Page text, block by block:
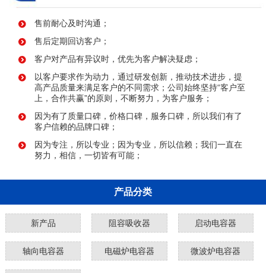
售前耐心及时沟通；
售后定期回访客户；
客户对产品有异议时，优先为客户解决疑虑；
以客户要求作为动力，通过研发创新，推动技术进步，提
高产品质量来满足客户的不同需求；公司始终坚持“客户至
上，合作共赢”的原则，不断努力，为客户服务；
因为有了质量口碑，价格口碑，服务口碑，所以我们有了
客户信赖的品牌口碑；
因为专注，所以专业；因为专业，所以信赖；我们一直在
努力，相信，一切皆有可能；
产品分类
新产品 阻容吸收器 启动电容器
轴向电容器 电磁炉电容器 微波炉电容器